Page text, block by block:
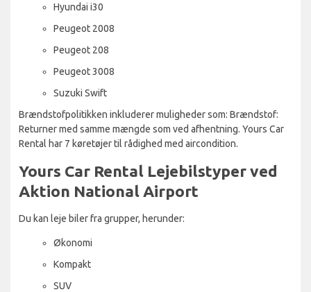
Hyundai i30
Peugeot 2008
Peugeot 208
Peugeot 3008
Suzuki Swift
Brændstofpolitikken inkluderer muligheder som: Brændstof:
Returner med samme mængde som ved afhentning. Yours Car
Rental har 7 køretøjer til rådighed med aircondition.
Yours Car Rental Lejebilstyper ved
Aktion National Airport
Du kan leje biler fra grupper, herunder:
Økonomi
Kompakt
SUV